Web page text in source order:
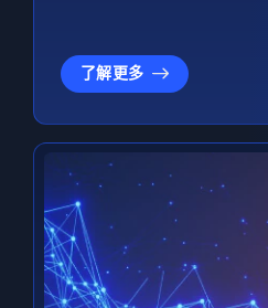
了解更多